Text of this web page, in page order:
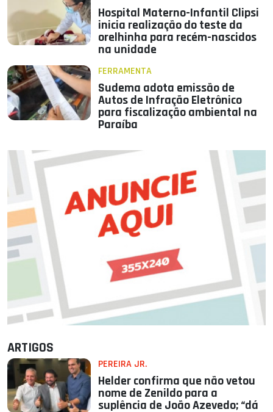
Hospital Materno-Infantil Clipsi
inicia realização do teste da
orelhinha para recém-nascidos
na unidade
FERRAMENTA
Sudema adota emissão de
Autos de Infração Eletrônico
para fiscalização ambiental na
Paraíba
ARTIGOS
PEREIRA JR.
Helder confirma que não vetou
nome de Zenildo para a
suplência de João Azevedo; “dá